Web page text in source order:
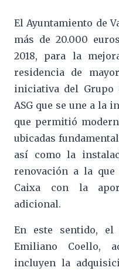
El Ayuntamiento de
más de 20.000
2018, para la
residencia de
iniciativa del Grupo
ASG que se une a la
que permitió
ubicadas
así como la
renovación a la
Caixa con la
adicional.
En este sentido, el
Emiliano Coello,
incluyen la